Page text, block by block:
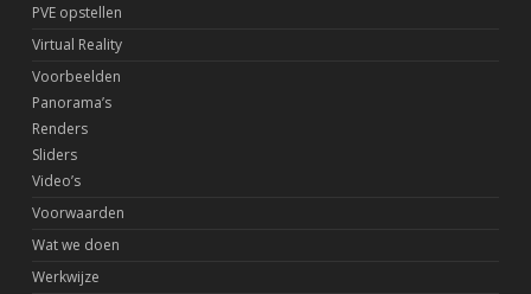
PVE opstellen
Virtual Reality
Voorbeelden
Panorama’s
Renders
Sliders
Video’s
Voorwaarden
Wat we doen
Werkwijze